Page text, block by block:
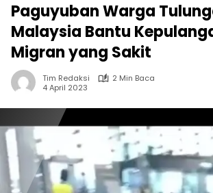
Paguyuban Warga
Malaysia Bantu
Migran yang Sakit
Tim Redaksi
2 Min Baca
4 April 2023